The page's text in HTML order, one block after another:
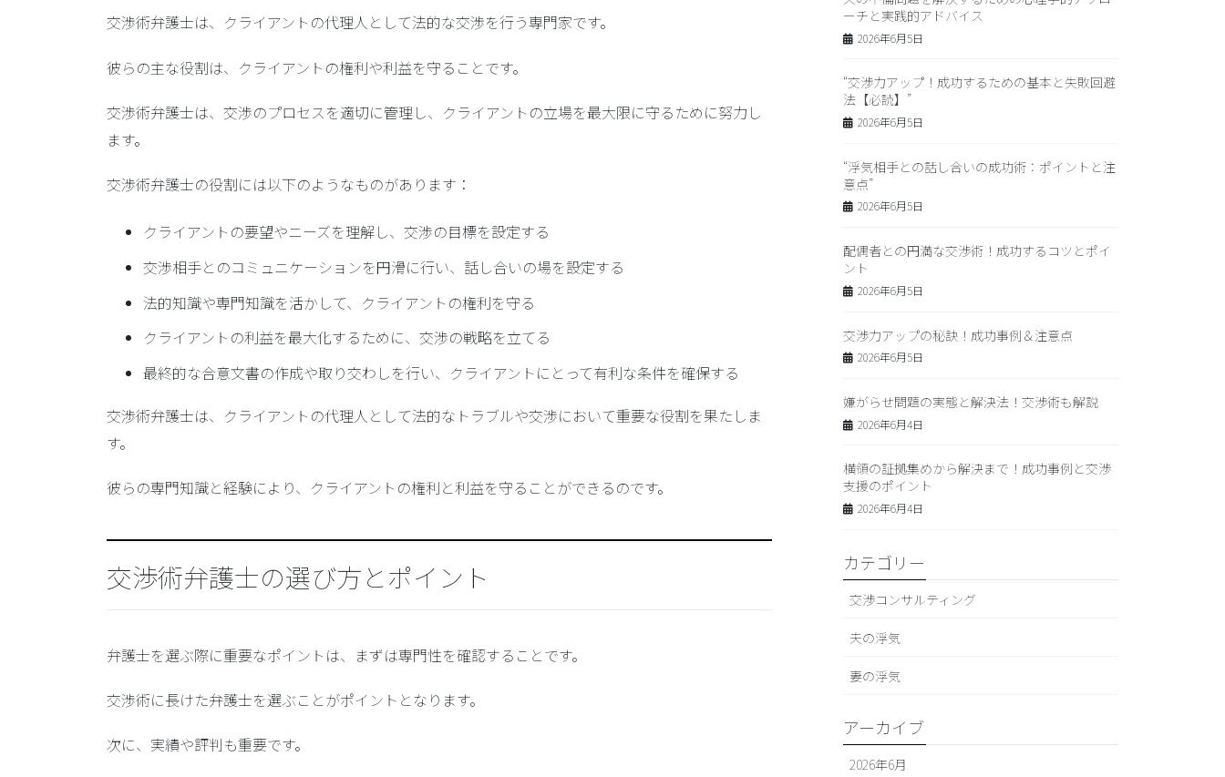
交渉術弁護士は、クライアントの代理人として法的な交渉を行う専門家です。
彼らの主な役割は、クライアントの権利や利益を守ることです。
交渉術弁護士は、交渉のプロセスを適切に管理し、クライアントの立場を最大限に守るために努力し
ます。
交渉術弁護士の役割には以下のようなものがあります：
クライアントの要望やニーズを理解し、交渉の目標を設定する
交渉相手とのコミュニケーションを円滑に行い、話し合いの場を設定する
法的知識や専門知識を活かして、クライアントの権利を守る
クライアントの利益を最大化するために、交渉の戦略を立てる
最終的な合意文書の作成や取り交わしを行い、クライアントにとって有利な条件を確保する
交渉術弁護士は、クライアントの代理人として法的なトラブルや交渉において重要な役割を果たしま
す。
彼らの専門知識と経験により、クライアントの権利と利益を守ることができるのです。
交渉術弁護士の選び方とポイント
弁護士を選ぶ際に重要なポイントは、まずは専門性を確認することです。
交渉術に長けた弁護士を選ぶことがポイントとなります。
次に、実績や評判も重要です。
ーチと実践的アドバイス
2026年6月5日
“交渉力アップ！成功するための基本と失敗回避
法【必読】”
2026年6月5日
“浮気相手との話し合いの成功術：ポイントと注
意点”
2026年6月5日
配偶者との円満な交渉術！成功するコツとポイ
ント
2026年6月5日
交渉力アップの秘訣！成功事例＆注意点
2026年6月5日
嫌がらせ問題の実態と解決法！交渉術も解説
2026年6月4日
横領の証拠集めから解決まで！成功事例と交渉
支援のポイント
2026年6月4日
カテゴリー
交渉コンサルティング
夫の浮気
妻の浮気
アーカイブ
2026年6月